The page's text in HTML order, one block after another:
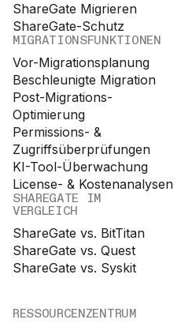
ShareGate Migrieren
ShareGate-Schutz
MIGRATIONSFUNKTIONEN
Vor-Migrationsplanung
Beschleunigte Migration
Post-Migrations-
Optimierung
Permissions- &
Zugriffsüberprüfungen
KI-Tool-Überwachung
License- & Kostenanalysen
SHAREGATE IM
VERGLEICH
ShareGate vs. BitTitan
ShareGate vs. Quest
ShareGate vs. Syskit
RESSOURCENZENTRUM